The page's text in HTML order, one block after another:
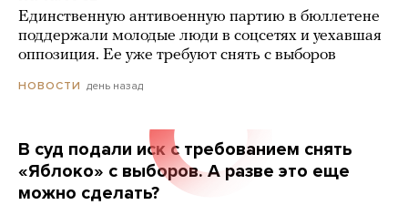
Единственную антивоенную партию в бюллетене
поддержали молодые люди в соцсетях и уехавшая
оппозиция. Ее уже требуют снять с выборов
НОВОСТИ день назад
В суд подали иск с требованием снять
«Яблоко» с выборов. А разве это еще
можно сделать?